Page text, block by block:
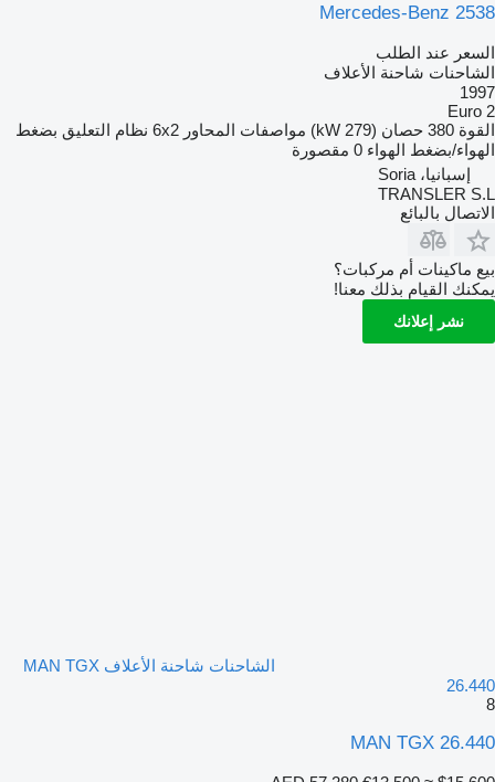
Mercedes-Benz 2538
السعر عند الطلب
الشاحنات شاحنة الأعلاف
1997
Euro 2
القوة 380 حصان (279 kW) مواصفات المحاور 6x2 نظام التعليق بضغط
الهواء/بضغط الهواء 0 مقصورة
إسبانيا، Soria
TRANSLER S.L
الاتصال بالبائع
بيع ماكينات أم مركبات؟
يمكنك القيام بذلك معنا!
نشر إعلانك
الشاحنات شاحنة الأعلاف MAN TGX
26.440
8
MAN TGX 26.440